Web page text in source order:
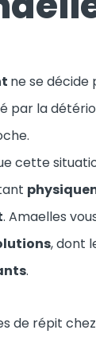
ne se décide
par la
cette
. Amaelles
, dont
.
de répit